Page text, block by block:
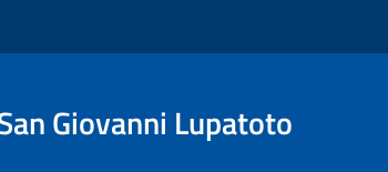
Giovanni Lupatoto